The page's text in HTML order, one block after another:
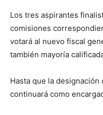
Los tres aspirantes
comisiones
votará al nuevo fiscal
también mayoría
Hasta que la
continuará como